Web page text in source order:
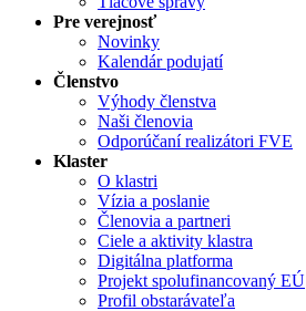
Pre verejnosť
Novinky
Kalendár podujatí
Členstvo
Výhody členstva
Naši členovia
Odporúčaní realizátori FVE
Klaster
O klastri
Vízia a poslanie
Členovia a partneri
Ciele a aktivity klastra
Digitálna platforma
Projekt spolufinancovaný EÚ
Profil obstarávateľa